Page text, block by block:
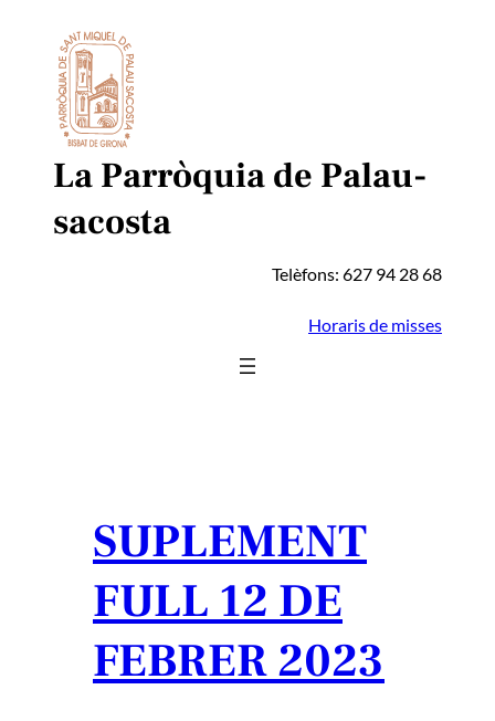
contingut
La Parròquia de Palau-
sacosta
Telèfons: 627 94 28 68
Horaris de misses
SUPLEMENT
FULL 12 DE
FEBRER 2023